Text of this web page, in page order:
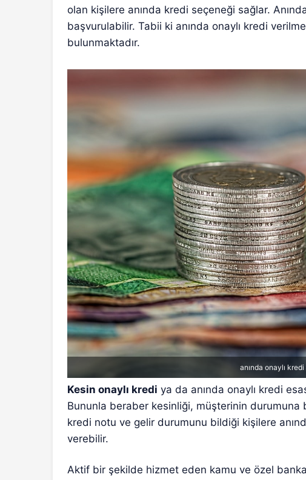
olan kişilere anında kredi seçeneği sağlar.
başvurulabilir. Tabii ki anında onaylı kredi
bulunmaktadır.
anında onaylı
Kesin onaylı kredi ya da anında onaylı kredi
Bununla beraber kesinliği, müşterinin durumuna
kredi notu ve gelir durumunu bildiği kişilere
verebilir.
Aktif bir şekilde hizmet eden kamu ve özel